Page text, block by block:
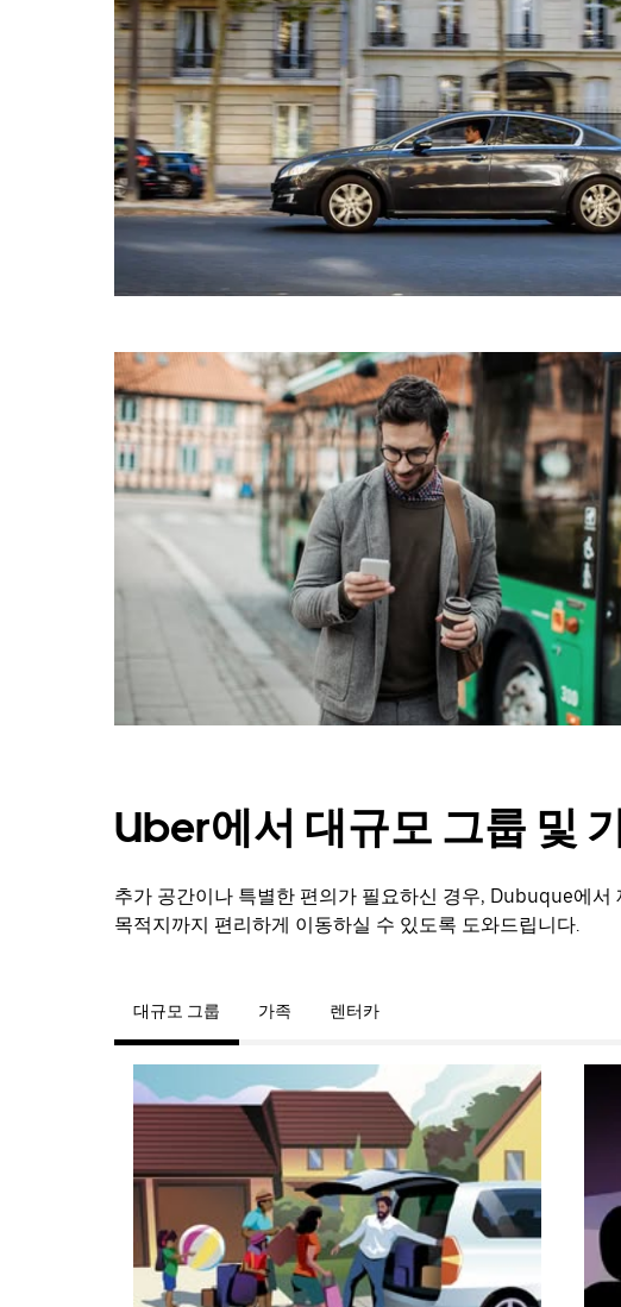
Uber에서 대규모 그룹 및
추가 공간이나 특별한 편의가 필요하신 경우, Dubuque에서
목적지까지 편리하게 이동하실 수 있도록 도와드립니다.
대규모 그룹 가족 렌터카